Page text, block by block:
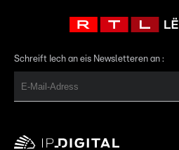
Schreift Iech an eis Newsletteren an :